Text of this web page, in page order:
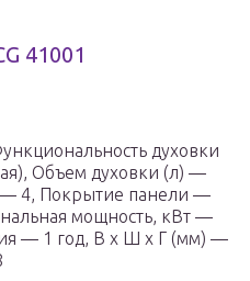
41001
духовки
Объем духовки (л) —
— 4, Покрытие панели —
мощность, кВт —
— 1 год, В x Ш x Г (мм) —